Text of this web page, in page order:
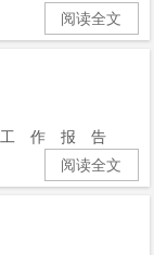
阅读全文
工 作 报 告
阅读全文